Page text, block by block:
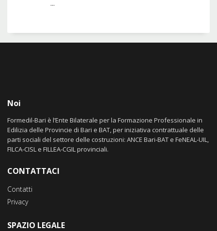
...
Noi
Formedil-Bari è l’Ente Bilaterale per la Formazione Professionale in
Edilizia delle Provincie di Bari e BAT, per iniziativa contrattuale delle
parti sociali del settore delle costruzioni: ANCE Bari-BAT e FeNEAL-UIL,
FILCA-CISL e FILLEA-CGIL provinciali.
CONTATTACI
Contatti
Privacy
SPAZIO LEGALE